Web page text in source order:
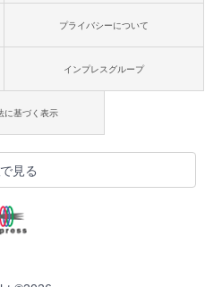
プライバシーについて
インプレスグループ
に基づく表示
見る